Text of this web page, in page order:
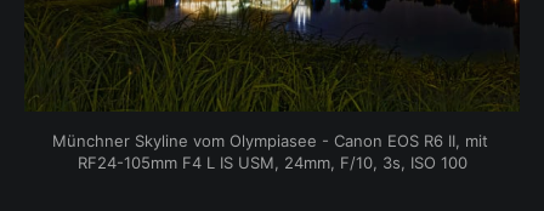
Münchner Skyline vom Olympiasee - Canon EOS R6 II, mit
RF24-105mm F4 L IS USM, 24mm, F/10, 3s, ISO 100